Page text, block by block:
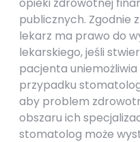
publicznych. Zgodnie
lekarz ma prawo do
lekarskiego, jeśli
pacjenta
przypadku
aby problem
obszaru ich
stomatolog może